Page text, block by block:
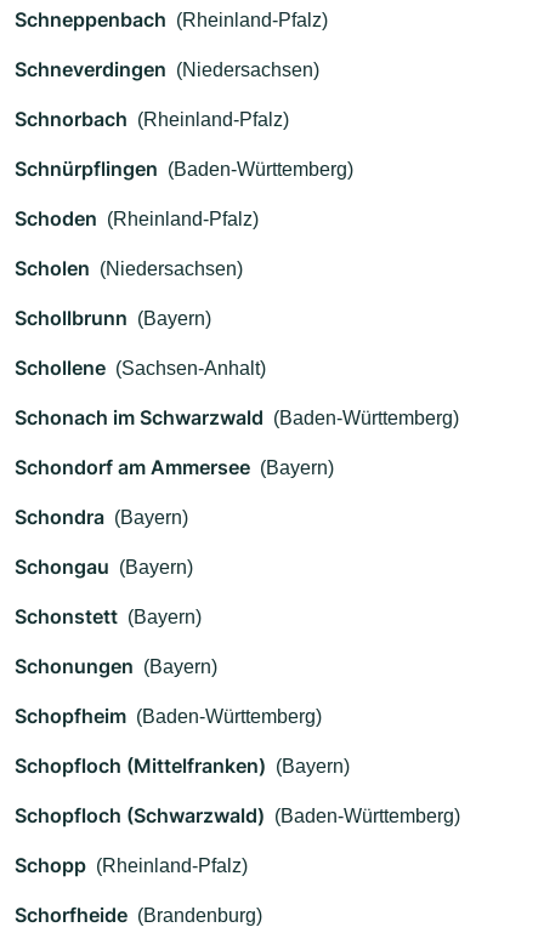
Schneppenbach (Rheinland-Pfalz)
Schneverdingen (Niedersachsen)
Schnorbach (Rheinland-Pfalz)
Schnürpflingen (Baden-Württemberg)
Schoden (Rheinland-Pfalz)
Scholen (Niedersachsen)
Schollbrunn (Bayern)
Schollene (Sachsen-Anhalt)
Schonach im Schwarzwald (Baden-Württemberg)
Schondorf am Ammersee (Bayern)
Schondra (Bayern)
Schongau (Bayern)
Schonstett (Bayern)
Schonungen (Bayern)
Schopfheim (Baden-Württemberg)
Schopfloch (Mittelfranken) (Bayern)
Schopfloch (Schwarzwald) (Baden-Württemberg)
Schopp (Rheinland-Pfalz)
Schorfheide (Brandenburg)